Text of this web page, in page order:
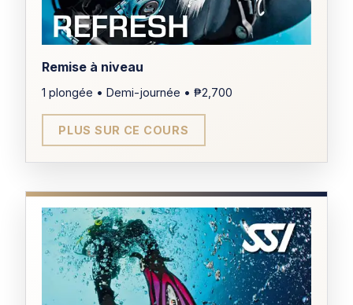
Open Water Diver
₱21,000
DURÉE
2 jours
ÂGE MINIMUM
12 ans
PRÉREQUIS
Open Water Diver
Remise à niveau
1 plongée • Demi-journée • ₱2,700
PLUS SUR CE COURS